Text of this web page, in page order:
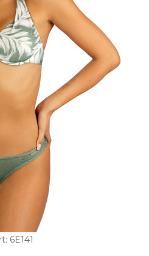
6E141